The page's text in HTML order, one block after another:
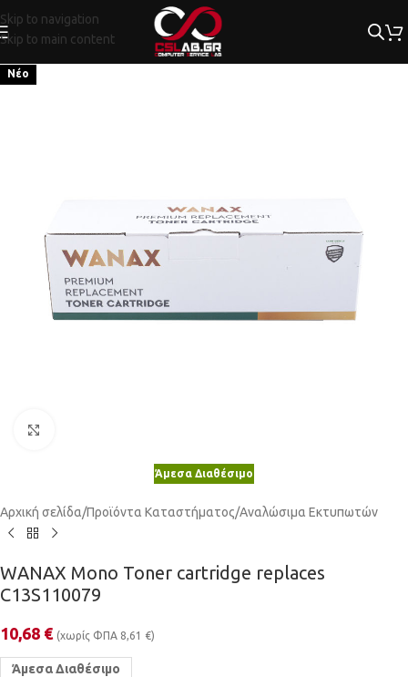
Skip to navigation
Skip to main content
Νέο
Άμεσα Διαθέσιμο
Αρχική σελίδα/Προϊόντα Καταστήματος/Αναλώσιμα Εκτυπωτών
WANAX Mono Toner cartridge replaces
C13S110079
10,68 € (χωρίς ΦΠΑ 8,61 €)
Άμεσα Διαθέσιμο